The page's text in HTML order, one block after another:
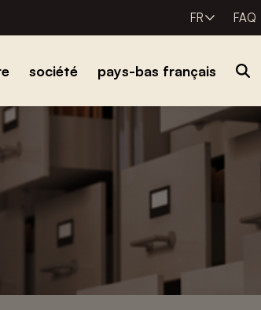
FR FAQ
société pays-bas français